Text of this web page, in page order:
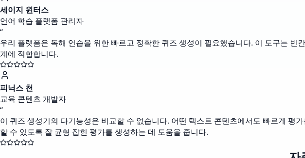
세이지 윈터스
언어 학습 플랫폼 관리자
“
우리 플랫폼은 독해 연습을 위한 빠르고 정확한 퀴즈 생성이 필요했습니다. 이 도구는
계에 적합합니다.
피닉스 천
교육 콘텐츠 개발자
“
이 퀴즈 생성기의 다기능성은 비교할 수 없습니다. 어떤 텍스트 콘텐츠에서도 빠르게 평
할 수 있도록 잘 균형 잡힌 평가를 생성하는 데 도움을 줍니다.